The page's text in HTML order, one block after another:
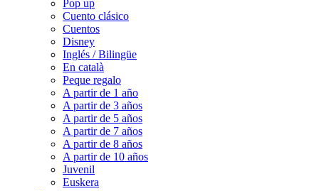
Pop up
Cuento clásico
Cuentos
Disney
Inglés / Bilingüe
En català
Peque regalo
A partir de 1 año
A partir de 3 años
A partir de 5 años
A partir de 7 años
A partir de 8 años
A partir de 10 años
Juvenil
Euskera